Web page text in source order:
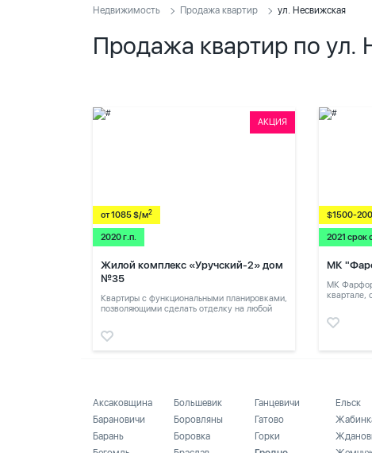
Недвижимость Продажа квартир ул. Несвижская
Продажа квартир по ул.
АКЦИЯ
от 1085 $/м2
2020 г.п.
Жилой комплекс «Уручский-2» дом
№35
Квартиры с функциональными планировками,
позволяющими сделать отделку на любой
$1500-
2021 срок
МК
МК
квартале,
Аксаковщина
Барановичи
Барань
Большевик
Боровляны
Боровка
Ганцевичи
Гатово
Горки
Ельск